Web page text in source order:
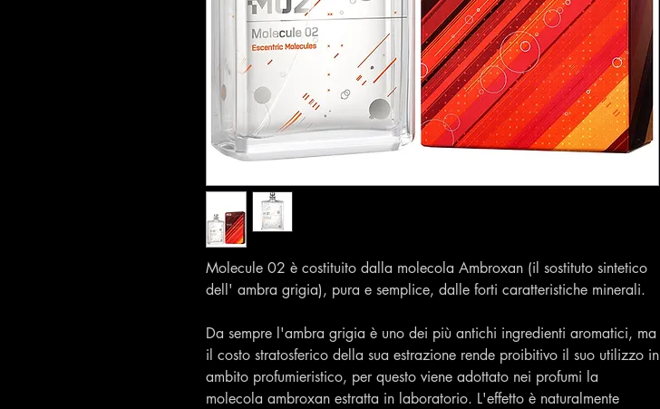
Molecule 02 è costituito dalla molecola Ambroxan (il sostituto sintetico
dell' ambra grigia), pura e semplice, dalle forti caratteristiche minerali.
Da sempre l'ambra grigia è uno dei più antichi ingredienti aromatici, ma
il costo stratosferico della sua estrazione rende proibitivo il suo utilizzo in
ambito profumieristico, per questo viene adottato nei profumi la
molecola ambroxan estratta in laboratorio. L'effetto è naturalmente